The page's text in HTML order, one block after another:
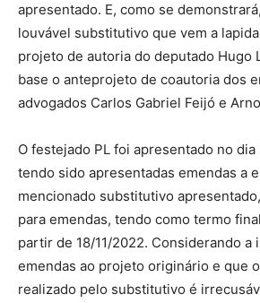
apresentado. E, como se
louvável substitutivo que vem a
projeto de autoria do deputado Hugo
base o anteprojeto de coautoria dos
advogados Carlos Gabriel Feijó e
O festejado PL foi apresentado no
tendo sido apresentadas emendas a
mencionado substitutivo
para emendas, tendo como termo
partir de 18/11/2022. Considerando a
emendas ao projeto originário e que
realizado pelo substitutivo é